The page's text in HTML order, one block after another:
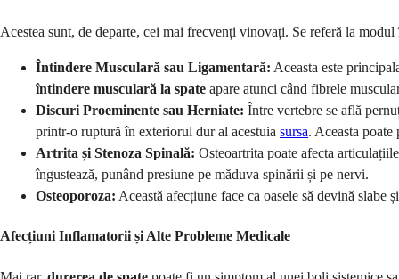
Acestea sunt, de departe, cei mai frecvenți vinovați. Se referă la
Întindere Musculară sau Ligamentară: Aceasta este
întindere musculară la spate apare atunci când fibrele
Discuri Proeminente sau Herniate: Între vertebre se află
printr-o ruptură în exteriorul dur al acestuia sursa. Aceasta
Artrita și Stenoza Spinală: Osteoartrita poate afecta
îngustează, punând presiune pe măduva spinării și pe nervi.
Osteoporoza: Această afecțiune face ca oasele să devină
Afecțiuni Inflamatorii și Alte Probleme Medicale